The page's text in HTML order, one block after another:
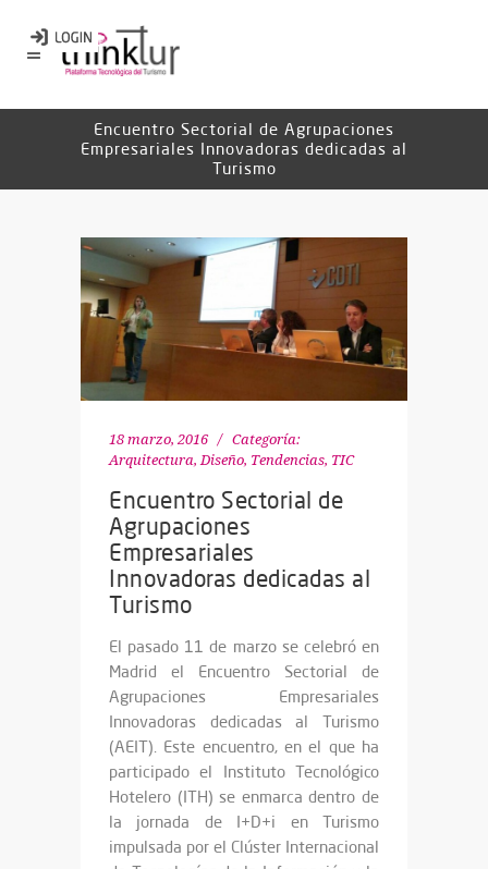
Encuentro Sectorial de Agrupaciones
Empresariales Innovadoras dedicadas al
Turismo
18 marzo, 2016
Categoría:
Arquitectura, Diseño, Tendencias, TIC
Encuentro Sectorial de
Agrupaciones
Empresariales
Innovadoras dedicadas al
Turismo
El pasado 11 de marzo se celebró en
Madrid el Encuentro Sectorial de
Agrupaciones Empresariales
Innovadoras dedicadas al Turismo
(AEIT). Este encuentro, en el que ha
participado el Instituto Tecnológico
Hotelero (ITH) se enmarca dentro de
la jornada de I+D+i en Turismo
impulsada por el Clúster Internacional